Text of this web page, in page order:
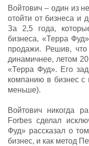
Войтович – один из
отойти от бизнеса и
За 2,5 года,
бизнеса, «Терра
продажи. Решив,
динамичнее, летом
«Терра Фуд». Его
компанию в бизнес с
меньше).
Войтович никогда
Forbes сделал
Фуд» рассказал о
бизнес, и как метод